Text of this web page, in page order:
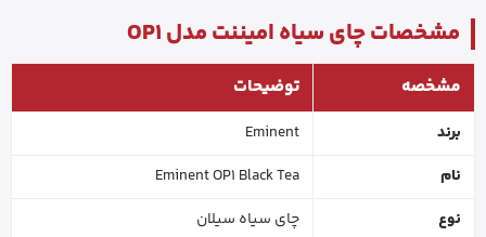
مشخصات چای سیاه امیننت مدل OP1
مشخصه توضیحات
برند
Eminent
نام
Eminent OP1 Black Tea
نوع
چای سیاه سیلان